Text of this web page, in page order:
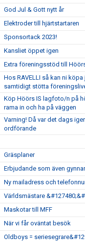
God Jul & Gott nytt år
Elektroder till hjärtstartaren
Sponsortack 2023!
Kansliet öppet igen
Extra föreningsstöd till
Hos RAVELLI så kan ni
samtidigt stötta
Köp Höörs IS lagfoto/n på
rama in och ha på väggen
Varning! Då var det dags
ordförande
Gräsplaner
Erbjudande som även
Ny mailadress och
Världsmästare
Maskotar till MFF
När vi får oväntat besök
Oldboys =